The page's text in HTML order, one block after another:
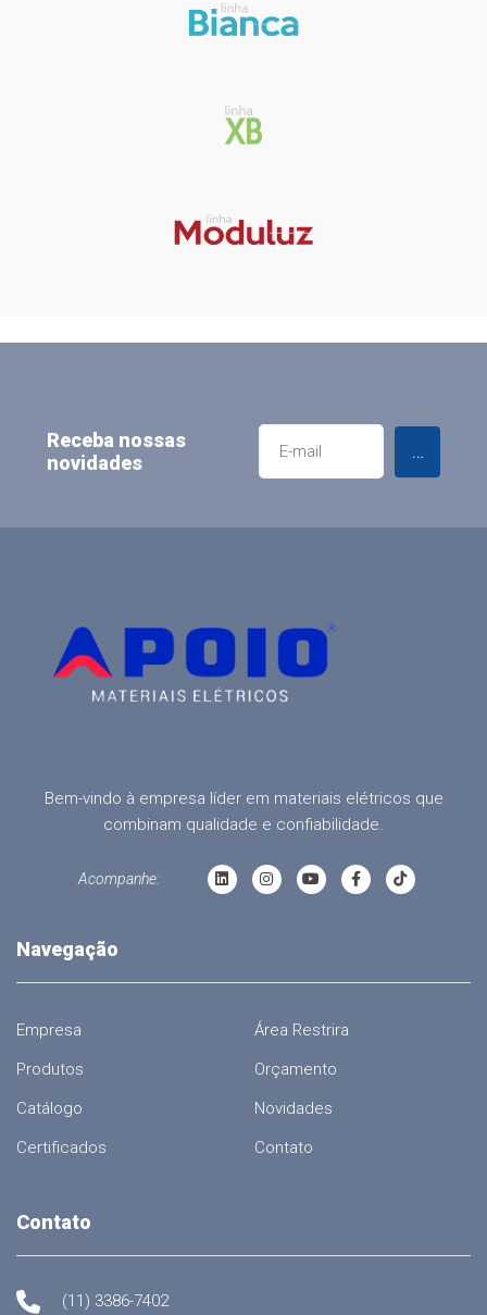
Receba nossas
novidades
Enviar
Bem-vindo à empresa líder em materiais elétricos que
combinam qualidade e confiabilidade.
Acompanhe:
Navegação
Empresa
Produtos
Catálogo
Certificados
Área Restrira
Orçamento
Novidades
Contato
Contato
(11) 3386-7402